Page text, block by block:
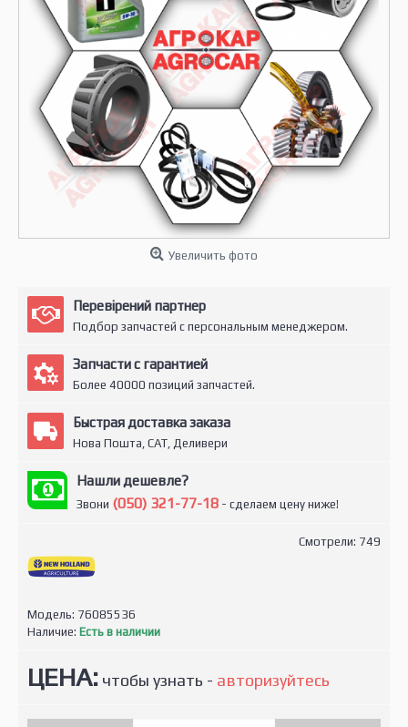
Увеличить фото
Перевірений партнер
Подбор запчастей с персональным менеджером.
Запчасти с гарантией
Более 40000 позиций запчастей.
Быстрая доставка заказа
Нова Пошта, САТ, Деливери
Нашли дешевле?
Звони (050) 321-77-18 - сделаем цену ниже!
Смотрели: 749
Модель: 76085536
Наличие: Есть в наличии
ЦЕНА: чтобы узнать - авторизуйтесь